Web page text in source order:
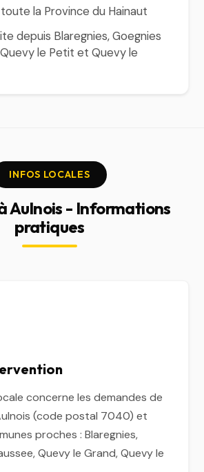
la Province du Hainaut
depuis Blaregnies, Goegnies
le Petit et Quevy le
INFOS LOCALES
Aulnois - Informations
pratiques
concerne les demandes de
(code postal 7040) et
proches : Blaregnies,
Quevy le Grand, Quevy le